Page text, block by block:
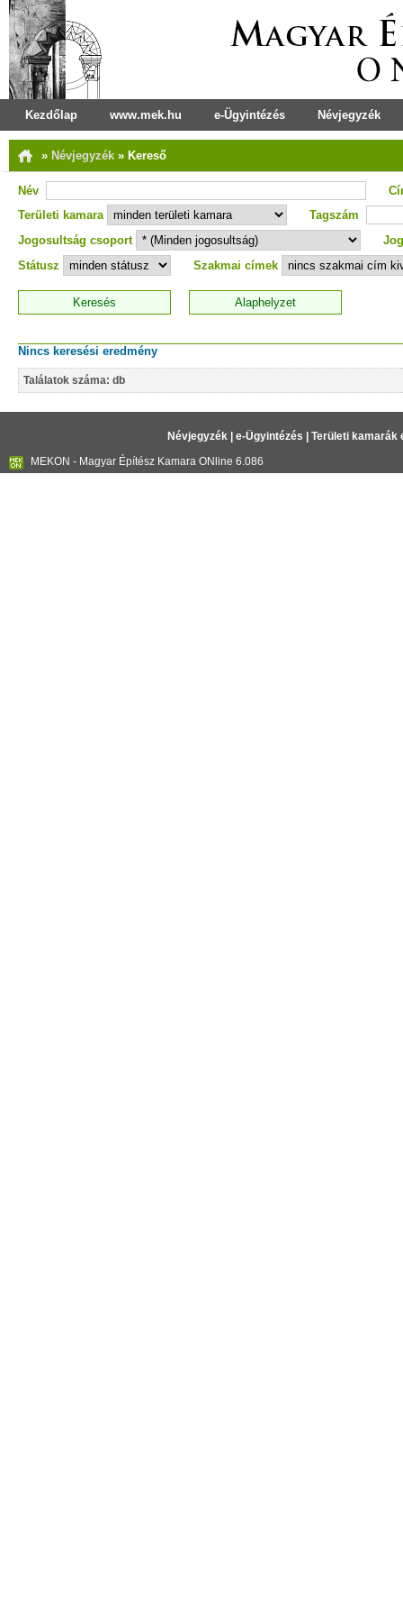
Kezdőlap www.mek.hu e-Ügyintézés Névjegyzék
» Névjegyzék » Kereső
Név
Területi kamara
Tagszám
Jogosultság csoport
Státusz
Szakmai címek
Nincs keresési eredmény
Találatok száma: db
Névjegyzék| e-Ügyintézés
Területi kamarák
MEKON - Magyar Építész Kamara ONline 6.086